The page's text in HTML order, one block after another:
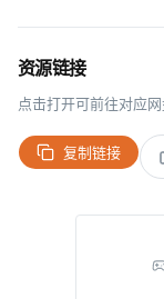
资源链接
点击打开可前往对应
复制链接